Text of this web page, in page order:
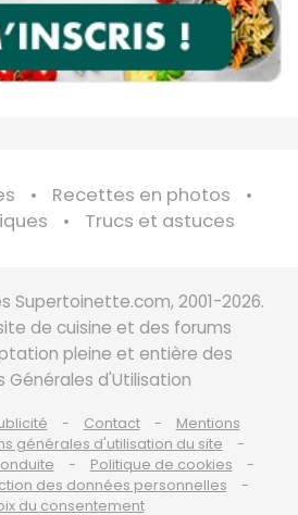
Recettes en photos
Trucs et astuces
Supertoinette.com, 2001-2026.
de cuisine et des forums
pleine et entière des
Générales d'Utilisation
Contact
Mentions
générales d'utilisation du site
Politique de cookies
des données personnelles
du consentement